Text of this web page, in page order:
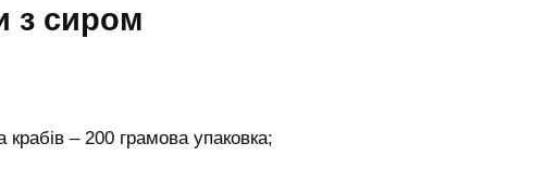
з сиром
– 200 грамова упаковка;